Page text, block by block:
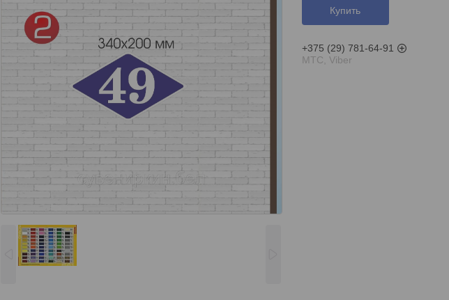
Купить
+375 (29) 781-64-91
МТС, Viber